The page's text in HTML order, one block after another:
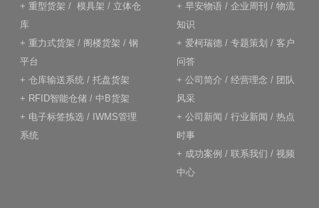
+ 重型货架 / 模具架 / 立体仓
库
+ 重力式货架 / 阁楼货架 / 钢
平台
+ 仓库输送系统 / 托盘货架
+ RFID智能仓储 / 中B货架
+ 电子标签拣选 / IWMS管理
系统
+ 早安物语 / 企业周刊 / 物流
知识
+ 爱柯瑞德 / 专题策划 / 客户
问答
+ 公司简介 / 经营理念 / 团队
风采
+ 公司新闻 / 行业新闻 / 热点
时事
+ 成功案例 / 联系我们 / 视频
中心